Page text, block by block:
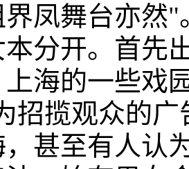
界凤舞台亦然"
分开。首先
海的一些戏
招揽观众的
甚至有人认